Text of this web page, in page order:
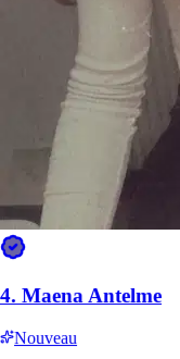
Indice dog-friendly
Carte canine
vétérinaires
2 espaces pour chiens et
Isère, sur la carte
Sittsy vivent à moins
Espace pour chiens
<2 km)
4. Maena Antelme
Nouveau